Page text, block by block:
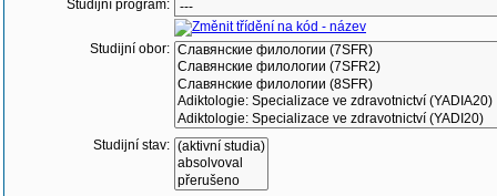
Studijní program:
Studijní obor:
Studijní stav: